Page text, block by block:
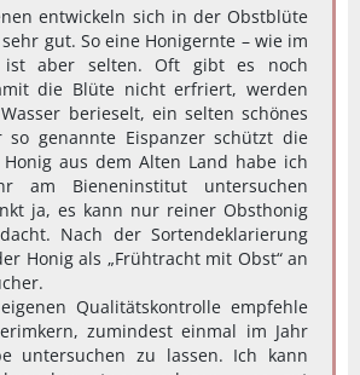
entwickeln sich in der Obstblüte
gut. So eine Honigernte – wie im
ist aber selten. Oft gibt es noch
die Blüte nicht erfriert, werden
berieselt, ein selten schönes
so genannte Eispanzer schützt die
aus dem Alten Land habe ich
am Bieneninstitut untersuchen
ja, es kann nur reiner Obsthonig
Nach der Sortendeklarierung
Honig als „Frühtracht mit Obst“ an
Qualitätskontrolle empfehle
zumindest einmal im Jahr
untersuchen zu lassen. Ich kann